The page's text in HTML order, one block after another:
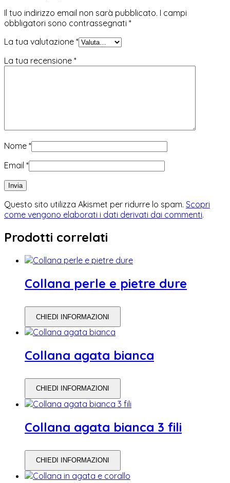
Il tuo indirizzo email non sarà pubblicato. I campi
obbligatori sono contrassegnati *
La tua valutazione *
La tua recensione *
Nome *
Email *
Questo sito utilizza Akismet per ridurre lo spam. Scopri
come vengono elaborati i dati derivati dai commenti.
Prodotti correlati
Collana perle e pietre dure
CHIEDI INFORMAZIONI
Collana agata bianca
CHIEDI INFORMAZIONI
Collana agata bianca 3 fili
CHIEDI INFORMAZIONI